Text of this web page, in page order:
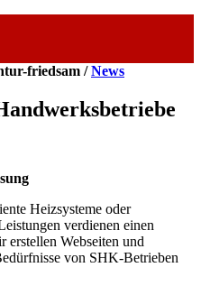
friedsam /News
Heizsysteme oder
verdienen einen
Webseiten und
von SHK-Betrieben